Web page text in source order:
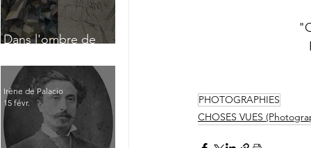
Dans l'ombre de
Irène de Palacio
15 févr.
PHOTOGRAPHIES
CHOSES VUES